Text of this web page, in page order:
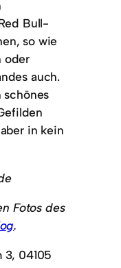
Bull-
so wie
oder
auch.
schönes
in kein
Fotos des
.
3, 04105